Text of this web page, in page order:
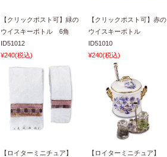
【クリックポスト可】緑の
ウイスキーボトル 6角
ID51012
¥240(税込)
【クリックポスト可】赤の
ウイスキーボトル
ID51010
¥240(税込)
【ロイターミニチュア】
【ロイターミニチュア】